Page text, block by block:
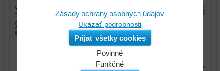
Výstružník strojný s valcovou stopkou, HSS
Co, DIN 212 B/D, PROFI
Od rozmeru 2,0H7
32784
Zásady ochrany osobných údajov
Ukázať podrobnosti
Prijať všetky cookies
Povinné
Funkčné